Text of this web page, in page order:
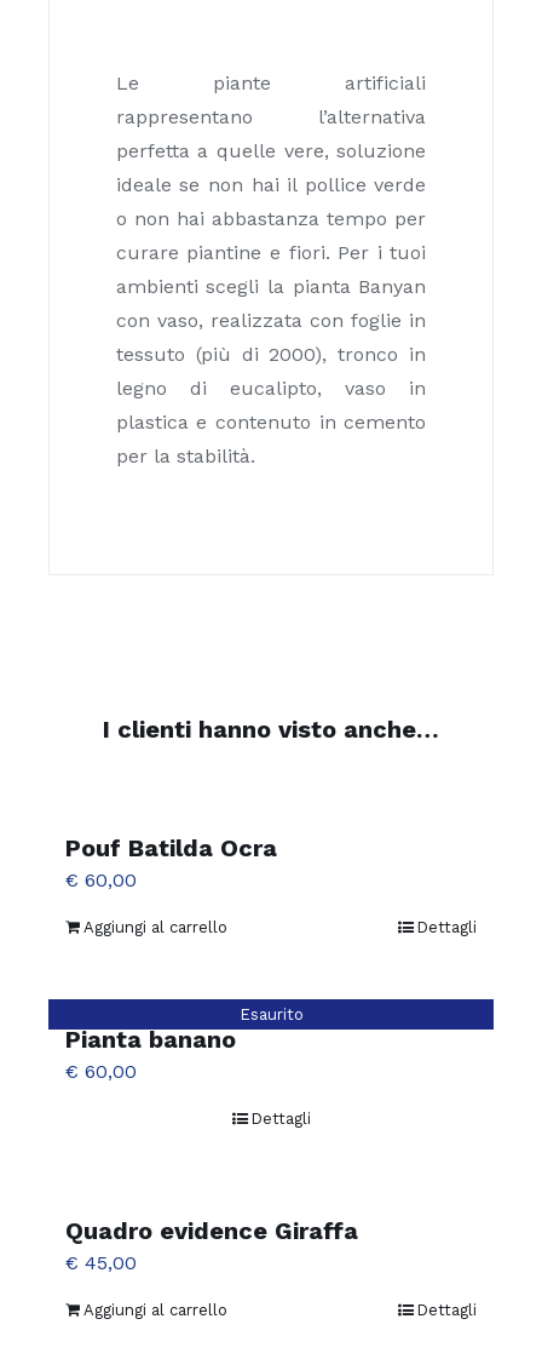
Le piante artificiali
rappresentano l’alternativa
perfetta a quelle vere, soluzione
ideale se non hai il pollice verde
o non hai abbastanza tempo per
curare piantine e fiori. Per i tuoi
ambienti scegli la pianta Banyan
con vaso, realizzata con foglie in
tessuto (più di 2000), tronco in
legno di eucalipto, vaso in
plastica e contenuto in cemento
per la stabilità.
I clienti hanno visto anche…
Pouf Batilda Ocra
€ 60,00
Aggiungi al carrello Dettagli
Esaurito
Pianta banano
€ 60,00
Dettagli
Quadro evidence Giraffa
€ 45,00
Aggiungi al carrello Dettagli